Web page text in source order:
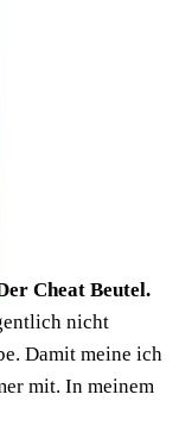
Cheat Beutel.
nicht
Damit meine ich
mit. In meinem